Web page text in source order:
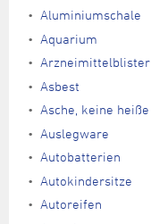
Aluminiumschale
Aquarium
Arzneimittelblister
Asbest
Asche, keine heiße
Auslegware
Autobatterien
Autokindersitze
Autoreifen